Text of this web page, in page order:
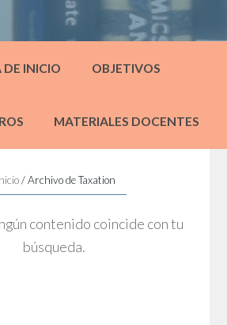
DE INICIO OBJETIVOS
MATERIALES DOCENTES
/Archivo de Taxation
contenido coincide con tu
búsqueda.